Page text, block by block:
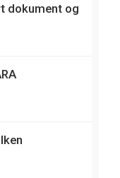
dokument og